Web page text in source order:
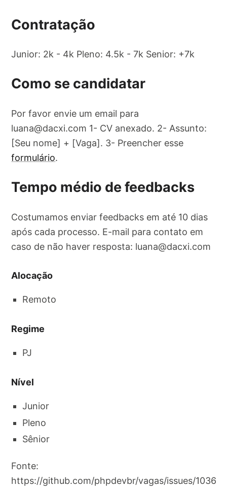
Contratação
Junior: 2k - 4k Pleno: 4.5k - 7k Senior: +7k
Como se candidatar
Por favor envie um email para
luana@dacxi.com 1- CV anexado. 2- Assunto:
[Seu nome] + [Vaga]. 3- Preencher esse
formulário.
Tempo médio de feedbacks
Costumamos enviar feedbacks em até 10 dias
após cada processo. E-mail para contato em
caso de não haver resposta: luana@dacxi.com
Alocação
Remoto
Regime
PJ
Nível
Junior
Pleno
Sênior
Fonte:
https://github.com/phpdevbr/vagas/issues/1036